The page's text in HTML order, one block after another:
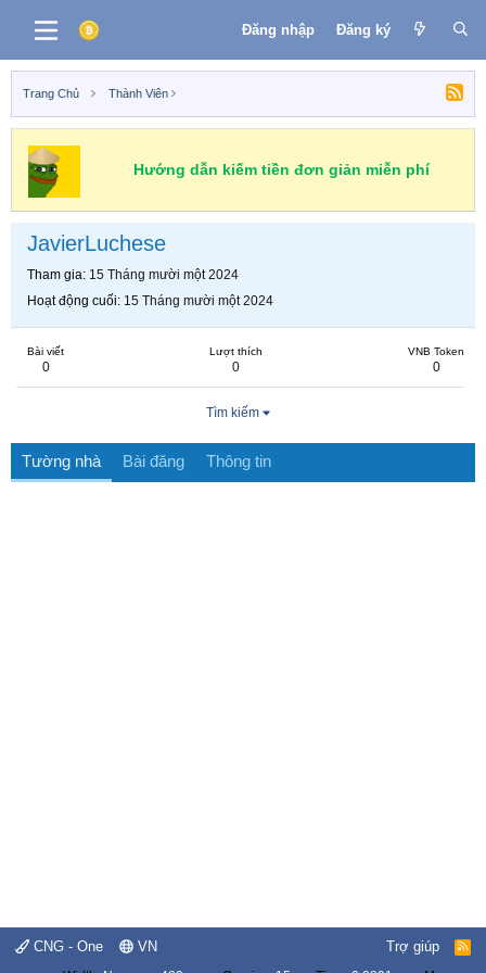
Đăng nhập Đăng ký
Trang Chủ Thành Viên
Hướng dẫn kiếm tiền đơn giản miễn phí
JavierLuchese
Tham gia 15 Tháng mười một 2024
Hoạt động cuối 15 Tháng mười một 2024
Bài viết
0
Lượt thích
0
VNB Token
0
Tìm kiếm
Tường nhà Bài đăng Thông tin
CNG - One VN Trợ giúp
R